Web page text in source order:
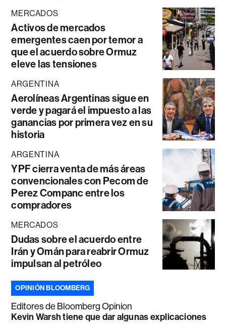
MERCADOS
Activos de mercados
emergentes caen por temor a
que el acuerdo sobre Ormuz
eleve las tensiones
ARGENTINA
Aerolíneas Argentinas sigue en
verde y pagará el impuesto a las
ganancias por primera vez en su
historia
ARGENTINA
YPF cierra venta de más áreas
convencionales con Pecom de
Perez Companc entre los
compradores
MERCADOS
Dudas sobre el acuerdo entre
Irán y Omán para reabrir Ormuz
impulsan al petróleo
OPINIÓN BLOOMBERG
Editores de Bloomberg Opinion
Kevin Warsh tiene que dar algunas explicaciones